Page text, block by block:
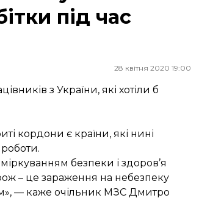
під час
28 квітня 2020 19:00
з України, які хотіли б
кордони є країни, які нині
безпеки і здоров’я
– це зараження на небезпеку
— каже очільник МЗС Дмитро